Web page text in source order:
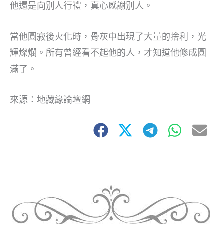
他還是向別人行禮，真心感謝別人。
當他圓寂後火化時，骨灰中出現了大量的捨利，光
輝燦爛。所有曾經看不起他的人，才知道他修成圓
滿了。
來源：地藏緣論壇網